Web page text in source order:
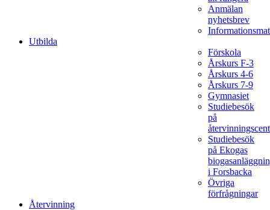
Anmälan
nyhetsbrev
Utbilda
Förskola
Årskurs F-3
Årskurs 4-6
Årskurs 7-9
Gymnasiet
Studiebesök
på
Studiebesök
på Ekogas
i Forsbacka
Övriga
förfrågningar
Återvinning